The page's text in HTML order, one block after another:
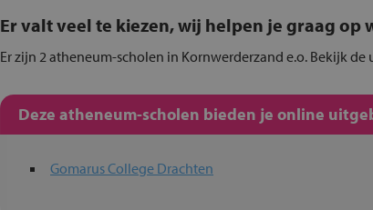
Er valt veel te kiezen, wij helpen je graag op
Er zijn 2 atheneum-scholen in Kornwerderzand e.o. Bekijk
Deze atheneum-scholen bieden je online
Gomarus College Drachten